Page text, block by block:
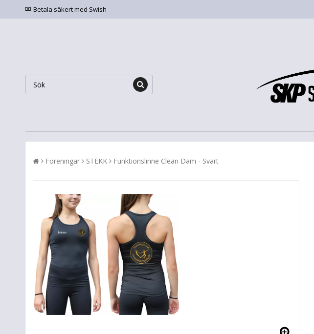
Betala säkert med Swish
Föreningar STEKK Funktionslinne Clean Dam - Svart